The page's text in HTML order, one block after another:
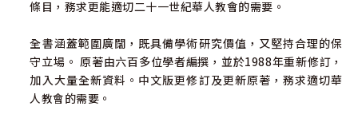
條目，務求更能適切二十一世紀華人教會的需要。
全書涵蓋範圍廣闊，既具備學術研究價值，又堅持合理的保
守立場。 原著由六百多位學者編撰，並於1988年重新修訂，
加入大量全新資料。中文版更修訂及更新原著，務求適切華
人教會的需要。